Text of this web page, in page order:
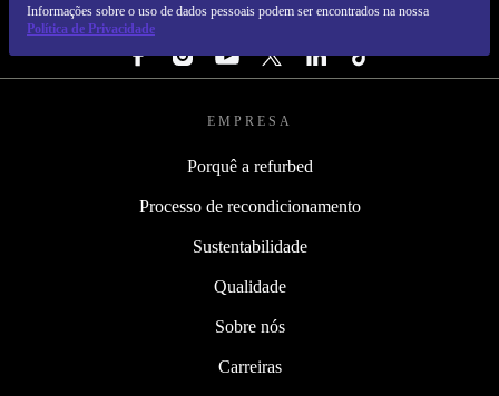
Informações sobre o uso de dados pessoais podem ser encontrados na nossa
Política de Privacidade
SEGUE-NOS
EMPRESA
Porquê a refurbed
Processo de recondicionamento
Sustentabilidade
Qualidade
Sobre nós
Carreiras